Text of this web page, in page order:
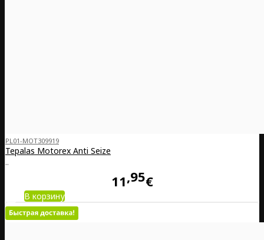
PL01-MOT309919
Tepalas Motorex Anti Seize
..
11 95€
В корзину